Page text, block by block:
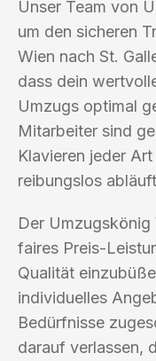
Unser Team von
um den sicheren
Wien nach St.
dass dein
Umzugs optimal
Mitarbeiter sind
Klavieren jeder
reibungslos
Der Umzugskönig
faires Preis-
Qualität
individuelles
Bedürfnisse
darauf verlassen,